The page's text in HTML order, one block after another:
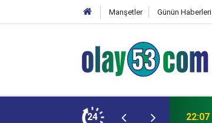
Manşetler Günün Haberleri
24 21:07